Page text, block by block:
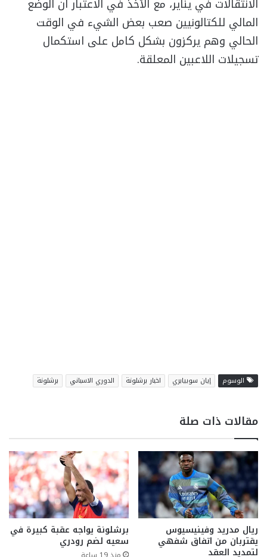
الانتقالات في يناير، مع الأخذ في الاعتبار أن الوضع
المالي للكتالونيين صعب بعض الشيء في الوقت
الحالي وهم يركزون بشكل كامل على استكمال
تسجيلات اللاعبين المعلقة.
الوسوم إيان سوبيابري اخبار برشلونة الدوري الاسباني برشلونة
مقالات ذات صلة
ريال مدريد وفينيسيوس
يقتربان من اتفاق شفهي
لتمديد العقد
برشلونة يواجه عقبة كبيرة في
سعيه لضم رودري